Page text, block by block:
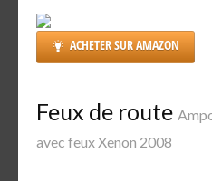
ACHETER SUR AMAZON
Feux de route
avec feux Xenon 2008